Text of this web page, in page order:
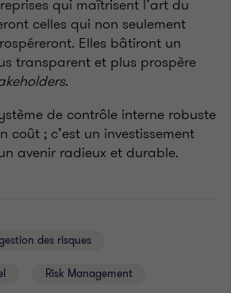
qui maîtrisent l’art du
celles qui non seulement
Elles bâtiront un
transparent et plus prospère
.
de contrôle interne robuste
coût ; c’est un investissement
avenir radieux et durable.
des risques
Risk Management